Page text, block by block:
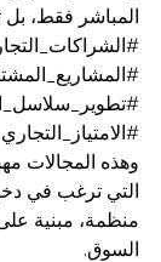
المباشر فقط،
#الامتياز_التجاري
وهذه المجالات
التي ترغب في
منظمة، مبنية
السوق.